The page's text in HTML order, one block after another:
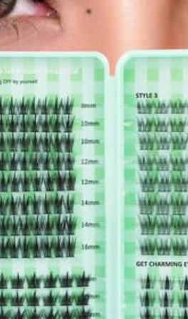
4,91
31K Seguidores
4,91
31K